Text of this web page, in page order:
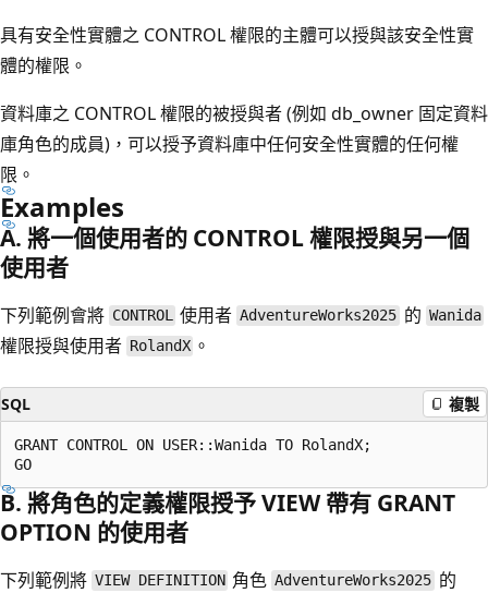
具有安全性實體之 CONTROL 權限的主體可以授與該安全性實
體的權限。
資料庫之 CONTROL 權限的被授與者 (例如 db_owner 固定資料
庫角色的成員)，可以授予資料庫中任何安全性實體的任何權
限。
Examples
A. 將一個使用者的 CONTROL 權限授與另一個
使用者
下列範例會將 CONTROL 使用者 AdventureWorks2025 的 Wanida
權限授與使用者 RolandX 。
SQL 複製
GRANT CONTROL ON USER::Wanida TO RolandX;
B. 將角色的定義權限授予 VIEW 帶有 GRANT
OPTION 的使用者
下列範例將 VIEW DEFINITION 角色 AdventureWorks2025 的